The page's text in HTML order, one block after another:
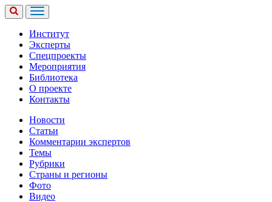
Институт
Эксперты
Спецпроекты
Мероприятия
Библиотека
О проекте
Контакты
Новости
Статьи
Комментарии экспертов
Темы
Рубрики
Страны и регионы
Фото
Видео